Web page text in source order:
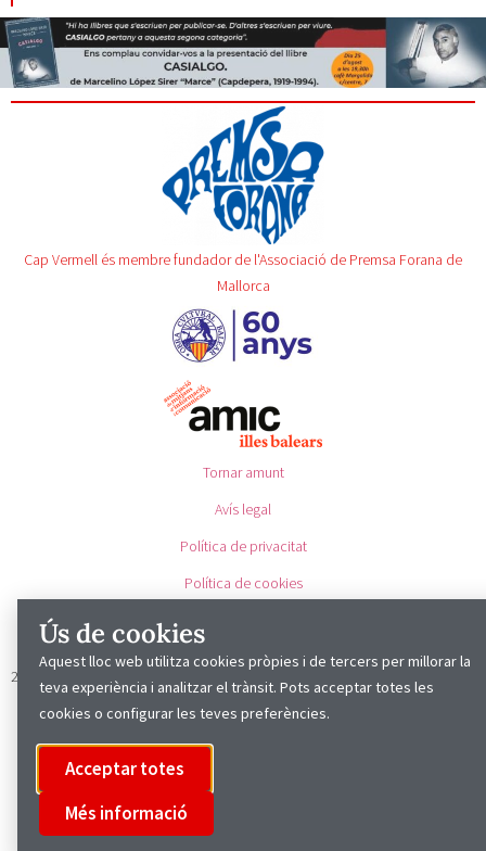
Cap Vermell és membre fundador de l'Associació de Premsa Forana de
Mallorca
Tornar amunt
Avís legal
Política de privacitat
Política de cookies
Producte local fet amb
2025 © Cap Vermell
Ús de cookies
Aquest lloc web utilitza cookies pròpies i de tercers per millorar la
teva experiència i analitzar el trànsit. Pots acceptar totes les
cookies o configurar les teves preferències.
Acceptar totes
Més informació